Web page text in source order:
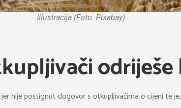
Illustracija (Foto: Pixabay)
odriješe
nije postignut dogovor s otkupljivačima o cijeni te